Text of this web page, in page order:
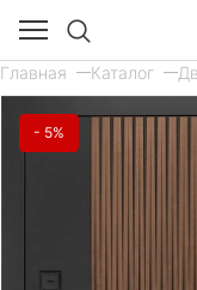
Главная Каталог
- 5%